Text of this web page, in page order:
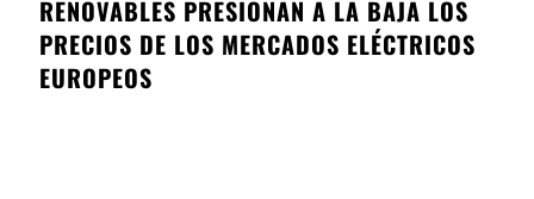
RENOVABLES PRESIONAN A LA BAJA LOS
PRECIOS DE LOS MERCADOS ELÉCTRICOS
EUROPEOS